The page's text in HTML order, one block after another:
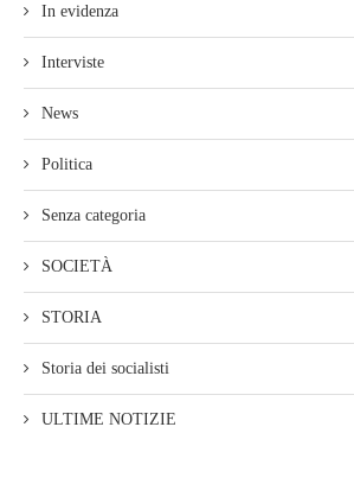
In evidenza
Interviste
News
Politica
Senza categoria
SOCIETÀ
STORIA
Storia dei socialisti
ULTIME NOTIZIE